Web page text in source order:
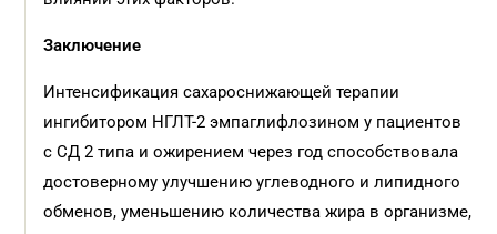
Заключение
Интенсификация сахароснижающей терапии
ингибитором НГЛТ-2 эмпаглифлозином у пациентов
с СД 2 типа и ожирением через год способствовала
достоверному улучшению углеводного и липидного
обменов, уменьшению количества жира в организме,